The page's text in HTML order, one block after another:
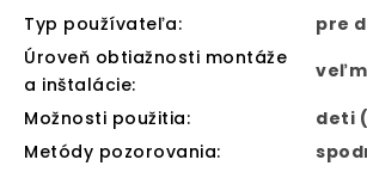
Typ používateľa:
pre
Úroveň obtiažnosti montáže
a inštalácie:
Možnosti použitia:
deti
Metódy pozorovania: